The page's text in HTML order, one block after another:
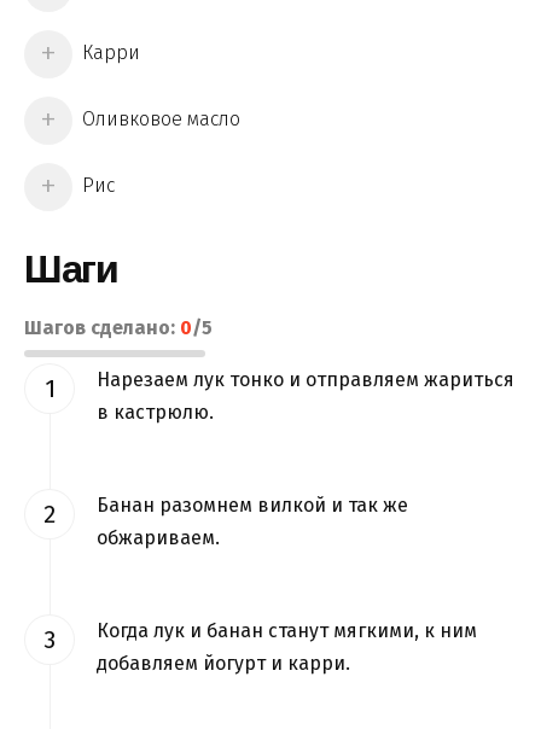
Карри
Оливковое масло
Рис
Шаги
Шагов сделано: 0/5
Нарезаем лук тонко и отправляем жариться
в кастрюлю.
Банан разомнем вилкой и так же
обжариваем.
Когда лук и банан станут мягкими, к ним
добавляем йогурт и карри.